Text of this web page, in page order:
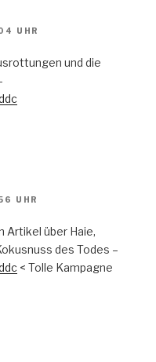
UHR
und die
UHR
Artikel über Haie,
des Todes –
< Tolle Kampagne